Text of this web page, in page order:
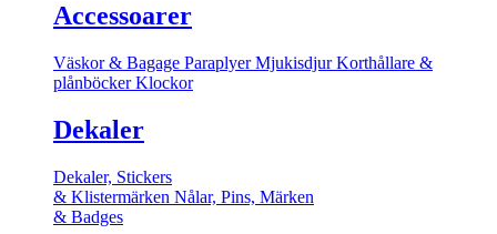
Accessoarer
Väskor & Bagage ParaplyerMjukisdjurKorthållare &
plånböckerKlockor
Dekaler
Dekaler, Stickers
& Klistermärken Nålar, Pins, Märken
& Badges